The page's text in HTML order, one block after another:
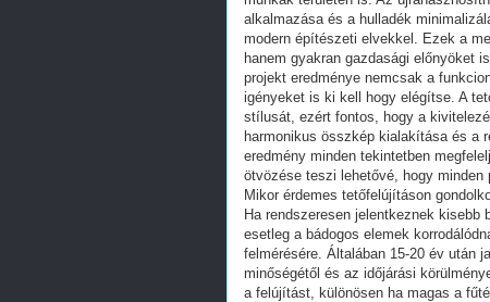
alkalmazása és a hulladék
modern építészeti elvekkel. Ezek a
hanem gyakran gazdasági előnyöket
projekt eredménye nemcsak a
igényeket is ki kell hogy elégítse. A
stílusát, ezért fontos, hogy a
harmonikus összkép kialakítása és a
eredmény minden tekintetben
ötvözése teszi lehetővé, hogy
Mikor érdemes tetőfelújításon
Ha rendszeresen jelentkeznek
esetleg a bádogos elemek
felmérésére. Általában 15-20 év után
minőségétől és az időjárási
a felújítást, különösen ha magas a